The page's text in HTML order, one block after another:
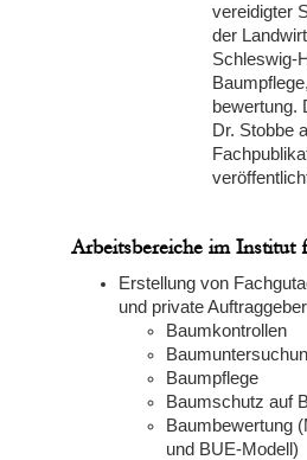
vereidigter
der
Schleswig-
bewertung.
Dr. Stobbe
Arbeitsbereiche im Institut
Erstellung von
und private
Baumkontrollen
Baumpflege
Baumschutz auf
Baumbewertung
und BUE-Modell)